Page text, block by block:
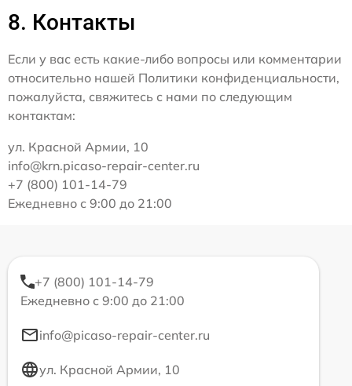
8. Контакты
Если у вас есть какие-либо вопросы или комментарии
относительно нашей Политики конфиденциальности,
пожалуйста, свяжитесь с нами по следующим
контактам:
ул. Красной Армии, 10
info@krn.picaso-repair-center.ru
+7 (800) 101-14-79
Ежедневно с 9:00 до 21:00
+7 (800) 101-14-79
Ежедневно с 9:00 до 21:00
info@picaso-repair-center.ru
ул. Красной Армии, 10